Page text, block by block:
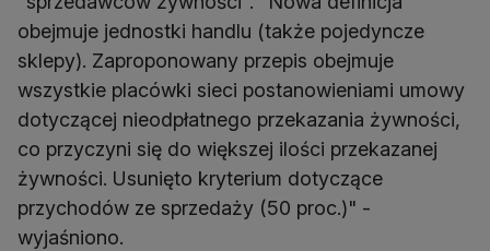
obejmuje jednostki handlu (także pojedyncze
sklepy). Zaproponowany przepis obejmuje
wszystkie placówki sieci postanowieniami umowy
dotyczącej nieodpłatnego przekazania żywności,
co przyczyni się do większej ilości przekazanej
żywności. Usunięto kryterium dotyczące
przychodów ze sprzedaży (50 proc.)" -
wyjaśniono.